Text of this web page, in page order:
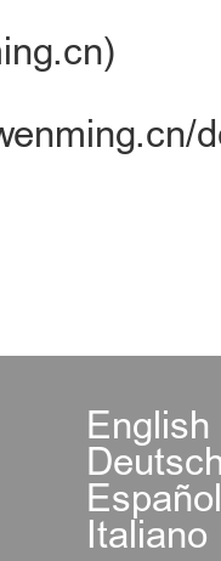
English
Italiano